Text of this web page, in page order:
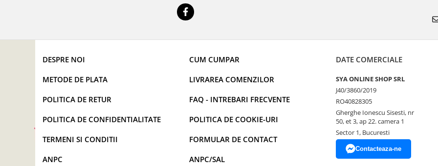
DESPRE NOI
METODE DE PLATA
POLITICA DE RETUR
POLITICA DE CONFIDENTIALITATE
TERMENI SI CONDITII
ANPC
CUM CUMPAR
LIVRAREA COMENZILOR
FAQ - INTREBARI FRECVENTE
POLITICA DE COOKIE-URI
FORMULAR DE CONTACT
ANPC/SAL
DATE COMERCIALE
SYA ONLINE SHOP SRL
J40/3860/2019
RO40828305
Gherghe Ionescu Sisesti, nr
50, et 3, ap 22. camera 1
Sector 1, Bucuresti
Contacteaza-ne